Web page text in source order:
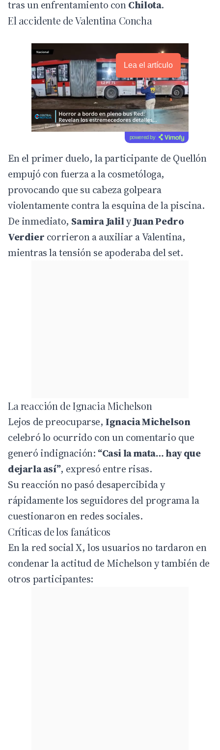
tras un enfrentamiento conChilota.
El accidente de Valentina Concha
Lea el artículo
powered by
En el primer duelo, la participante de Quellón
empujó con fuerza a la cosmetóloga,
provocando que su cabeza golpeara
violentamente contra la esquina de la piscina.
De inmediato, Samira JalilyJuan Pedro
Verdier corrieron a auxiliar a Valentina,
mientras la tensión se apoderaba del set.
La reacción de Ignacia Michelson
Lejos de preocuparse,Ignacia Michelson
celebró lo ocurrido con un comentario que
generó indignación: “Casi la mata… hay que
dejarla así”, expresó entre risas.
Su reacción no pasó desapercibida y
rápidamente los seguidores del programa la
cuestionaron en redes sociales.
Críticas de los fanáticos
En la red social X, los usuarios no tardaron en
condenar la actitud de Michelson y también de
otros participantes: